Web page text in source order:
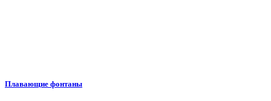
Плавающие фонтаны